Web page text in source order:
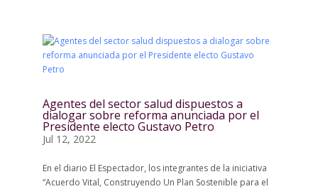
Agentes del sector salud dispuestos a
dialogar sobre reforma anunciada por el
Presidente electo Gustavo Petro
Jul 12, 2022
En el diario El Espectador, los integrantes de la iniciativa
“Acuerdo Vital, Construyendo Un Plan Sostenible para el